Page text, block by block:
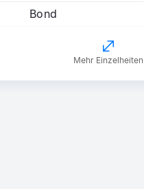
Bond
Mehr Einzelheiten